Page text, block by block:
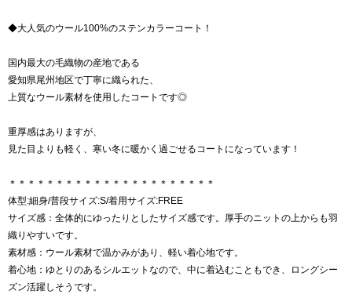
◆大人気のウール100%のステンカラーコート！
国内最大の毛織物の産地である
愛知県尾州地区で丁寧に織られた、
上質なウール素材を使用したコートです◎
重厚感はありますが、
見た目よりも軽く、寒い冬に暖かく過ごせるコートになっています！
＊＊＊＊＊＊＊＊＊＊＊＊＊＊＊＊＊＊＊＊＊＊
体型:細身/普段サイズ:S/着用サイズ:FREE
サイズ感：全体的にゆったりとしたサイズ感です。厚手のニットの上からも羽
織りやすいです。
素材感：ウール素材で温かみがあり、軽い着心地です。
着心地：ゆとりのあるシルエットなので、中に着込むこともでき、ロングシー
ズン活躍しそうです。